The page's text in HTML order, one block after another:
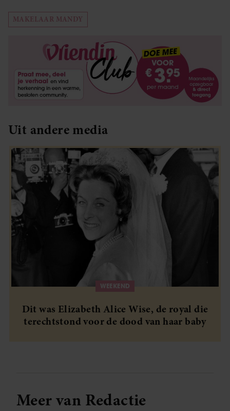
MAKELAAR MANDY
Uit andere media
WEEKEND
Dit was Elizabeth Alice Wise, de royal die
terechtstond voor de dood van haar baby
Meer van Redactie